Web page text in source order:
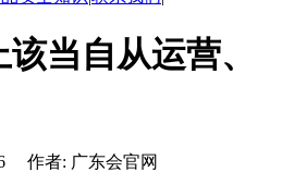
当自从运营、
作者: 广东会官网